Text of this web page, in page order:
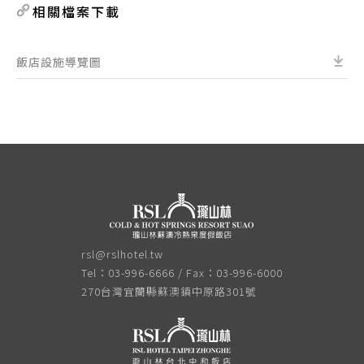
相關檔案下載
飯店設施導覽圖
rsl@rslhotel.tw
Tel：03-996-6666 / Fax：03-996-6000
270台灣宜蘭縣蘇澳鎮中原路301號